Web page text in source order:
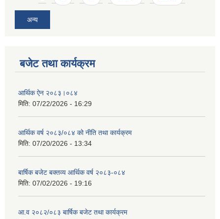
अन्य
बजेट तथा कार्यक्रम
आर्थिक ऐन २०८३।०८४
मिति: 07/22/2026 - 16:29
आर्थिक वर्ष २०८३/०८४ को नीति तथा कार्यक्रम
मिति: 07/20/2026 - 13:34
बार्षिक बजेट बक्तव्य आर्थिक वर्ष २०८३-०८४
मिति: 07/02/2026 - 19:16
आ.व २०८२/०८३ बार्षिक बजेट तथा कार्यक्रम